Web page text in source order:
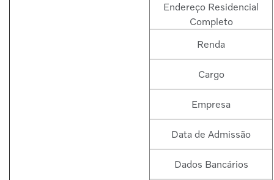
Endereço Residencial
Completo
Renda
Cargo
Empresa
Data de Admissão
Dados Bancários